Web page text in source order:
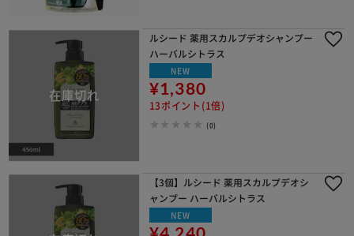
ルシード 薬用スカルプデオシャンプー
ハーバルシトラス
NEW
¥1,380
13ポイント(1倍)
(0)
【3個】ルシード 薬用スカルプデオシ
ャンプー ハーバルシトラス
NEW